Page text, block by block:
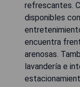
refrescantes.
disponibles
encuentra
arenosas.
lavandería e